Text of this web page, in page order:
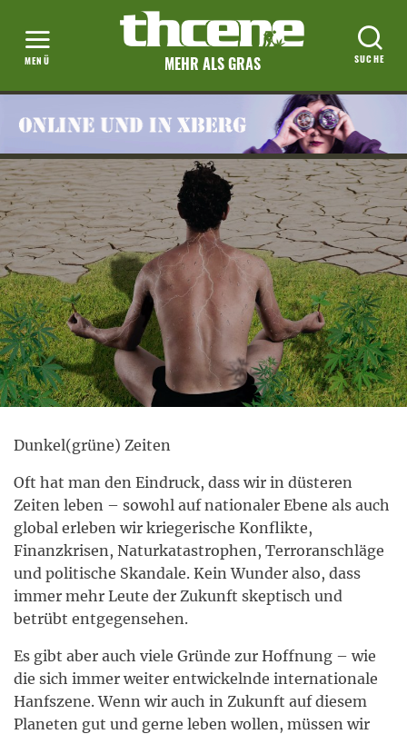
MEHR ALS GRAS
Dunkel(grüne) Zeiten
Oft hat man den Eindruck, dass wir in düsteren
Zeiten leben – sowohl auf nationaler Ebene als auch
global erleben wir kriegerische Konflikte,
Finanzkrisen, Naturkatastrophen, Terroranschläge
und politische Skandale. Kein Wunder also, dass
immer mehr Leute der Zukunft skeptisch und
betrübt entgegensehen.
Es gibt aber auch viele Gründe zur Hoffnung – wie
die sich immer weiter entwickelnde internationale
Hanfszene. Wenn wir auch in Zukunft auf diesem
Planeten gut und gerne leben wollen, müssen wir